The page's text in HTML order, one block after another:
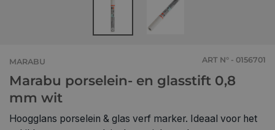
MARABU ART N° - 0156701
Marabu porselein- en glasstift 0,8
mm wit
Hoogglans porselein & glas verf marker. Ideaal voor het